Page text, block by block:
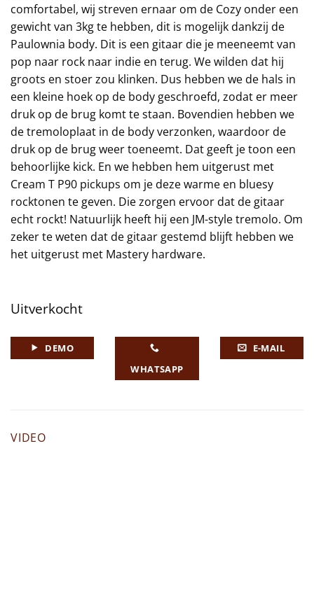
comfortabel, wij streven ernaar om de Cozy onder een
gewicht van 3kg te hebben, dit is mogelijk dankzij de
Paulownia body. Dit is een gitaar die je meeneemt van
pop naar rock naar indie en terug. We wilden dat hij
groots en stoer zou klinken. Dus hebben we de hals in
een kleine hoek op de body geschroefd, zodat er meer
druk op de brug komt te staan. Bovendien hebben we
de tremoloplaat in de body verzonken, waardoor de
druk op de brug weer toeneemt. Dat geeft je toon een
behoorlijke kick. En we hebben hem uitgerust met
Cream T P90 pickups om je deze warme en bluesy
rocktonen te geven. Die zorgen ervoor dat de gitaar
echt rockt! Natuurlijk heeft hij een JM-style tremolo. Om
zeker te weten dat de gitaar gestemd blijft hebben we
het uitgerust met Mastery hardware.
Uitverkocht
DEMO
WHATSAPP
E-MAIL
VIDEO